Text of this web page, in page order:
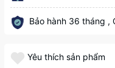
Bảo hành 36 tháng ,
Yêu thích sản phẩm